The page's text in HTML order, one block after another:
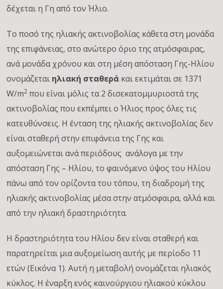
δέχεται η Γη από τον Ήλιο.
Το ποσό της ηλιακής ακτινοβολίας κάθετα στη μονάδα
της επιφάνειας, στο ανώτερο όριο της ατμόσφαιρας,
ανά μονάδα χρόνου και στη μέση απόσταση Γης-Ηλίου
ονομάζεται ηλιακή σταθερά και εκτιμάται σε 1371
W/m2 που είναι μόλις τα 2 δισεκατομμυριοστά της
ακτινοβολίας που εκπέμπει ο Ήλιος προς όλες τις
κατευθύνσεις. Η ένταση της ηλιακής ακτινοβολίας δεν
είναι σταθερή στην επιφάνεια της Γης και
αυξομειώνεται ανά περιόδους ανάλογα με την
απόσταση Γης – Ηλίου, το φαινόμενο ύψος του Ηλίου
πάνω από τον ορίζοντα του τόπου, τη διαδρομή της
ηλιακής ακτινοβολίας μέσα στην ατμόσφαιρα, αλλά και
από την ηλιακή δραστηριότητα.
Η δραστηριότητα του Ηλίου δεν είναι σταθερή και
παρατηρείται μια αυξομείωση αυτής με περίοδο 11
ετών (Εικόνα 1). Αυτή η μεταβολή ονομάζεται ηλιακός
κύκλος. Η έναρξη ενός καινούργιου ηλιακού κύκλου